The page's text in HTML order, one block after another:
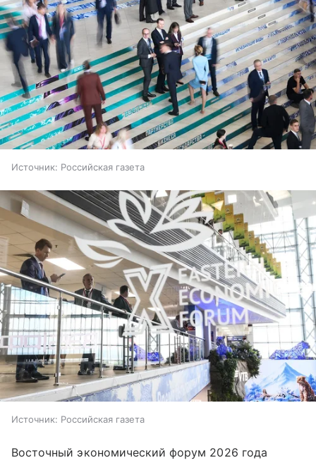
Источник: Российская газета
Источник: Российская газета
Восточный экономический форум 2026 года